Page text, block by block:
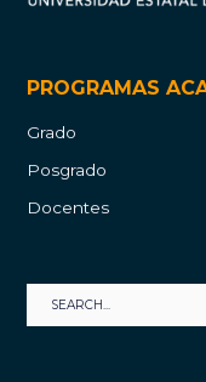
PROGRAMAS
Grado
Posgrado
Docentes